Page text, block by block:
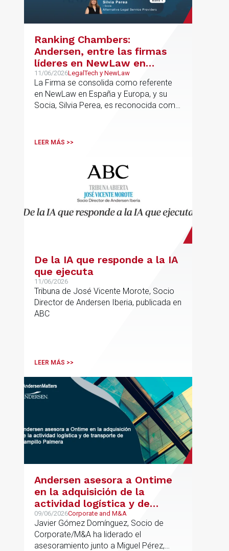
Ranking Chambers:
Andersen, entre las firmas
líderes en NewLaw en
España y Europa
11/06/2026LegalTech y NewLaw
La Firma se consolida como referente
en NewLaw en España y Europa, y su
Socia, Silvia Perea, es reconocida como
LEER MÁS >>
De la IA que responde a la IA
que ejecuta
11/06/2026
Tribuna de José Vicente Morote, Socio
Director de Andersen Iberia, publicada en
ABC
LEER MÁS >>
Andersen asesora a Ontime
en la adquisición de la
actividad logística y de
transporte de Campillo
Palmera
09/06/2026Corporate and M&A
Javier Gómez Domínguez, Socio de
Corporate/M&A ha liderado el
asesoramiento junto a Miguel Pérez,